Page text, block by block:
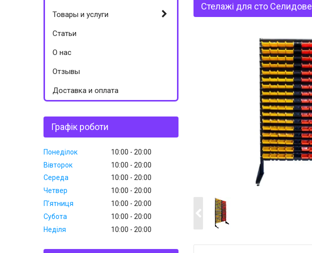
Стелажі для сто Селидове
Товары и услуги
Статьи
О нас
Отзывы
Доставка и оплата
Графік роботи
Понеділок 10:00
20:00
Вівторок
10:00
20:00
Середа
10:00
20:00
Четвер
10:00
20:00
Пʼятниця
10:00
20:00
Субота
10:00
20:00
Неділя
10:00 20:00